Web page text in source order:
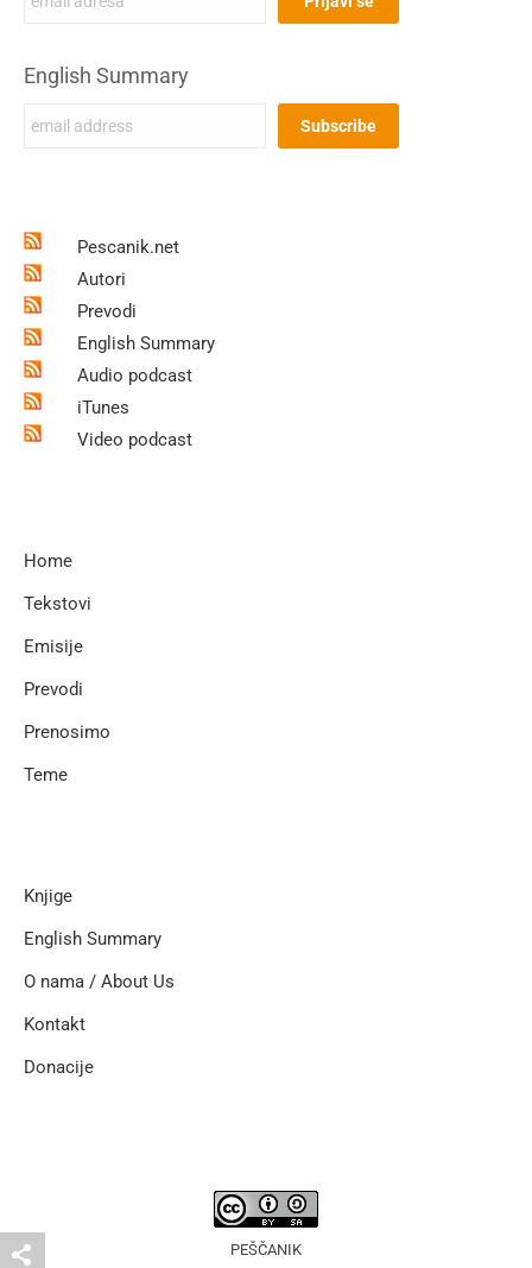
English Summary
Pescanik.net
Autori
Prevodi
English Summary
Audio podcast
iTunes
Video podcast
Home
Tekstovi
Emisije
Prevodi
Prenosimo
Teme
Knjige
English Summary
O nama / About Us
Kontakt
Donacije
PEŠČANIK